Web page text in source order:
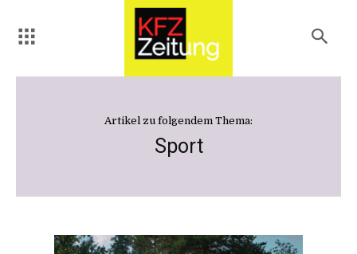
Artikel zu folgendem Thema:
Sport